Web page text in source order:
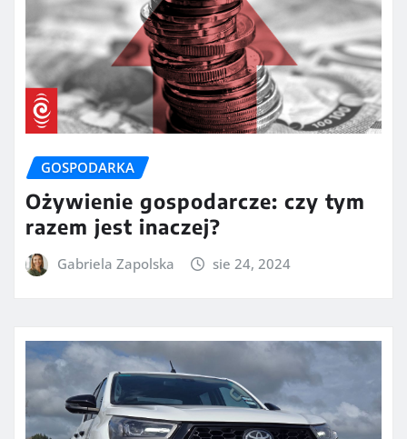
GOSPODARKA
Ożywienie gospodarcze: czy tym
razem jest inaczej?
Gabriela Zapolska sie 24, 2024